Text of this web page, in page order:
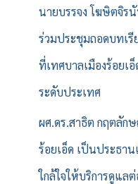
นายบรรจง โฆษิตจิร
ร่วมประชุมถอดบทเรี
ที่เทศบาลเมืองร้อยเ
ระดับประเทศ
ผศ.ดร.สาธิต กฤตลัก
ร้อยเอ็ด เป็นประธาน
ใกล้ใจให้บริการดูแล